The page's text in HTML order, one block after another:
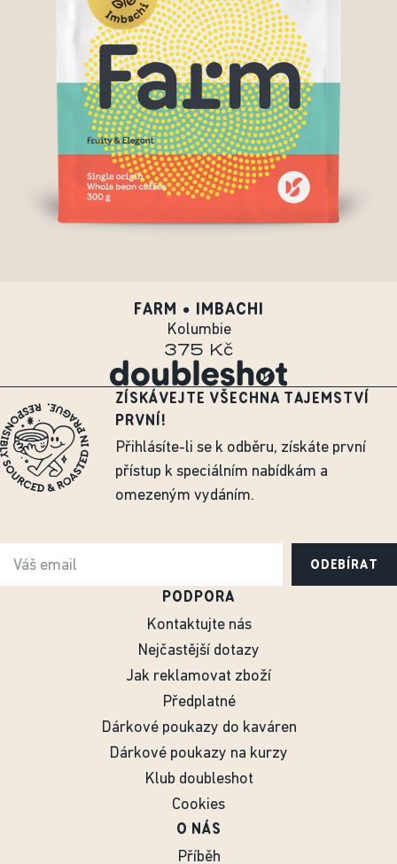
FARM • IMBACHI
Kolumbie
375 Kč
ZÍSKÁVEJTE VŠECHNA TAJEMSTVÍ
PRVNÍ!
Přihlásíte-li se k odběru, získáte první
přístup k speciálním nabídkám a
omezeným vydáním.
ODEBÍRAT
PODPORA
Kontaktujte nás
Nejčastější dotazy
Jak reklamovat zboží
Předplatné
Dárkové poukazy do kaváren
Dárkové poukazy na kurzy
Klub doubleshot
Cookies
O NÁS
Příběh